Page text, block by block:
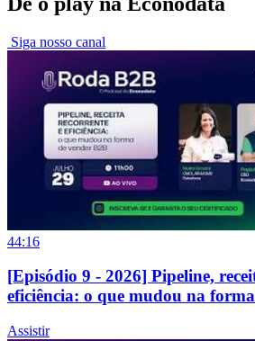
Siga nosso canal
44:16
[Episódio 9 - 2026] Pipeline,
eficiência: o que mudou na
Assistir